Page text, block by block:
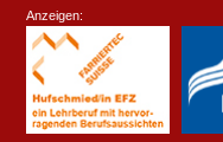
Anzeigen: